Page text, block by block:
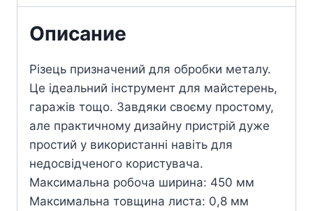
Описание
Різець призначений для обробки металу.
Це ідеальний інструмент для майстерень,
гаражів тощо. Завдяки своєму простому,
але практичному дизайну пристрій дуже
простий у використанні навіть для
недосвідченого користувача.
Максимальна робоча ширина: 450 мм
Максимальна товщина листа: 0,8 мм